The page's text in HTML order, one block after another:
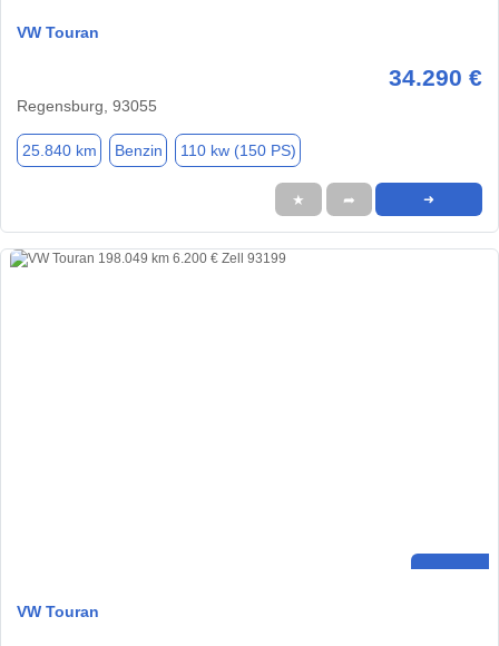
VW Touran
34.290 €
Regensburg, 93055
25.840 km Benzin 110 kw (150 PS)
★ ➦ ➜
VW Touran